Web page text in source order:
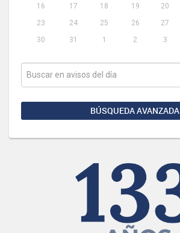
16
17 18 19 20
23
24 25 26 27
30
31 1 2 3
BÚSQUEDA AVANZADA